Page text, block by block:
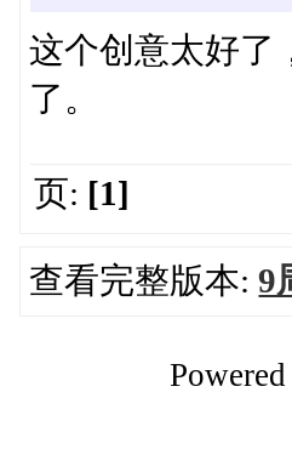
这个创意太好了
了。
页: [1]
查看完整版本:9